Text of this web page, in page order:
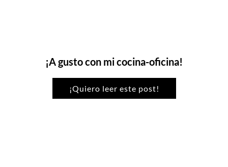
¡A gusto con mi cocina-oficina!
¡Quiero leer este post!